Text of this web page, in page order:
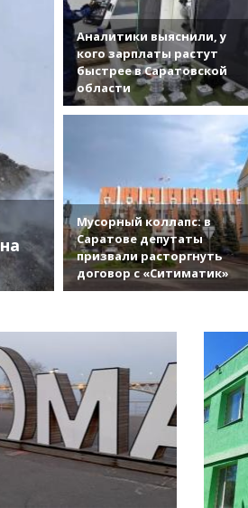
Аналитики выяснили, у
кого зарплаты растут
быстрее в Саратовской
области
Мусорный коллапс: в
Саратове депутаты
призвали расторгнуть
договор с «Ситиматик»